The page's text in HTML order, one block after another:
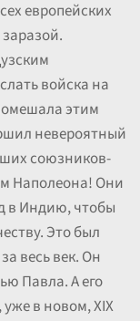
европейских
войска на
этим
невероятный
союзников-
Наполеона! Они
в Индию, чтобы
Это был
весь век. Он
Павла. А его
в новом, XIX